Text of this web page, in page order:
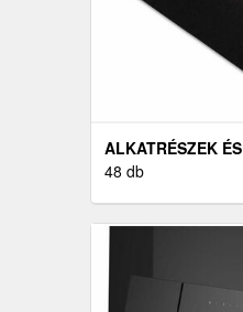
ALKATRÉSZEK ÉS
TARTOZÉKOK
48 db